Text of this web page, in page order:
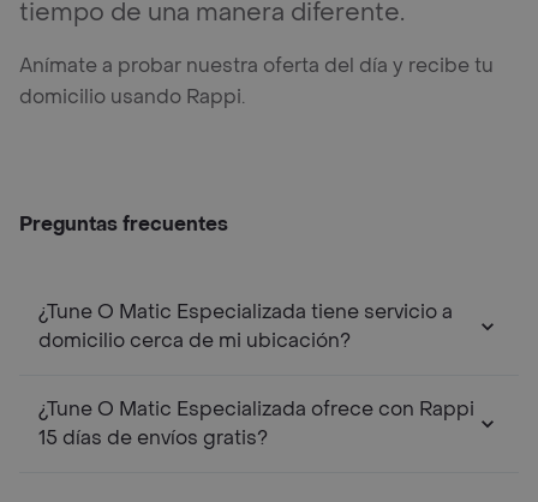
tiempo de una manera diferente.
Anímate a probar nuestra oferta del día y recibe tu
domicilio usando Rappi.
Preguntas frecuentes
¿Tune O Matic Especializada tiene servicio a
domicilio cerca de mi ubicación?
¿Tune O Matic Especializada ofrece con Rappi
15 días de envíos gratis?